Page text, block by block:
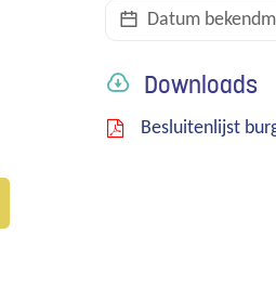
Datum
Downloads
Besluitenlijst